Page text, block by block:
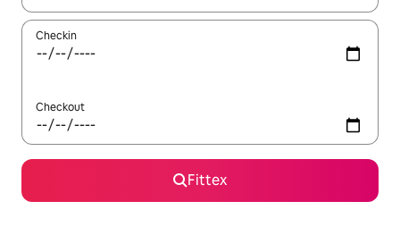
Checkin
Checkout
Fittex